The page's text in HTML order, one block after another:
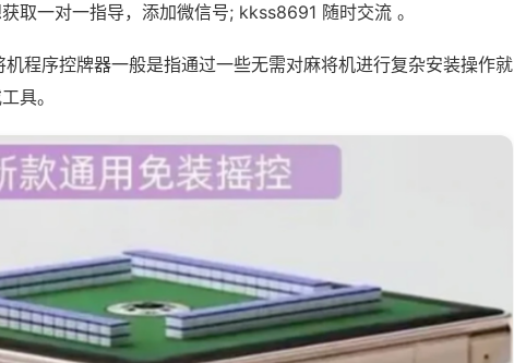
取一对一指导，添加微信号; kkss8691 随时交流 。
程序控牌器一般是指通过一些无需对麻将机进行复杂安装操作就
具。